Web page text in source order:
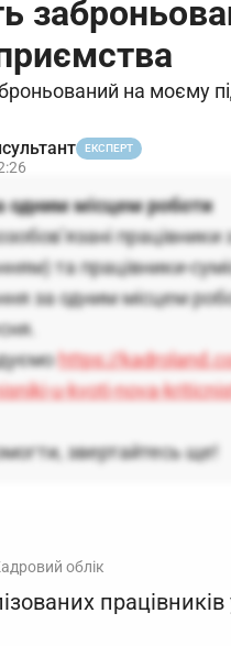
на моєму
ЕКСПЕРТ
одним місцем роботи
та працівники-
за одним місцем
https://
u-kvoti-nova-
звертайтесь ще!
облік
працівників